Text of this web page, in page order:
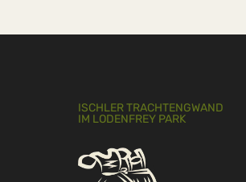
ISCHLER TRACHTENGWAND
IM LODENFREY PARK